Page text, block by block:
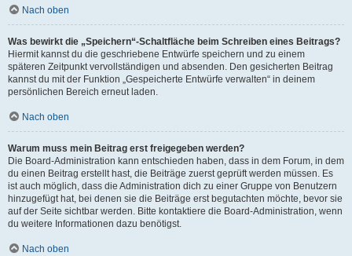
Nach oben
Was bewirkt die „Speichern“-Schaltfläche beim Schreiben eines Beitrags?
Hiermit kannst du die geschriebene Entwürfe speichern und zu einem
späteren Zeitpunkt vervollständigen und absenden. Den gesicherten Beitrag
kannst du mit der Funktion „Gespeicherte Entwürfe verwalten“ in deinem
persönlichen Bereich erneut laden.
Nach oben
Warum muss mein Beitrag erst freigegeben werden?
Die Board-Administration kann entschieden haben, dass in dem Forum, in dem
du einen Beitrag erstellt hast, die Beiträge zuerst geprüft werden müssen. Es
ist auch möglich, dass die Administration dich zu einer Gruppe von Benutzern
hinzugefügt hat, bei denen sie die Beiträge erst begutachten möchte, bevor sie
auf der Seite sichtbar werden. Bitte kontaktiere die Board-Administration, wenn
du weitere Informationen dazu benötigst.
Nach oben